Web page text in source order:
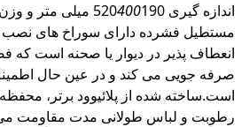
اندازه گیری 520
400
مستطیل فشرده دارای سوراخ های
انعطاف پذیر در دیوار یا صحنه است که
صرفه جویی می کند و در عین حال
است.ساخته شده از پلائیوود برتر،
رطوبت و لباس طولانی مدت مقاومت می